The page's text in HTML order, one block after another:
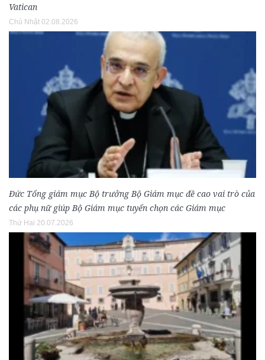
Vatican
Chủ Nhật 02.08.2026
Đức Tổng giám mục Bộ trưởng Bộ Giám mục đề cao vai trò của
các phụ nữ giúp Bộ Giám mục tuyển chọn các Giám mục
Thứ Hai 20.07.2026